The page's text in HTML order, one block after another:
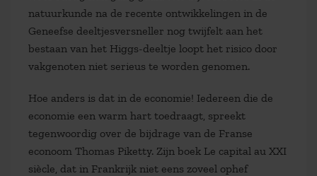
natuurkunde na de recente ontwikkelingen in de
Geneefse deeltjesversneller nog twijfelt aan het
bestaan van het Higgs-deeltje loopt het risico door
vakgenoten niet serieus te worden genomen.
Hoe anders is dat in de economie! Iedereen die de
economie een warm hart toedraagt, spreekt
tegenwoordig over de bijdrage van de Franse
econoom Thomas Piketty. Zijn boek Le capital au XXI
siècle, dat in Frankrijk niet eens zoveel ophef